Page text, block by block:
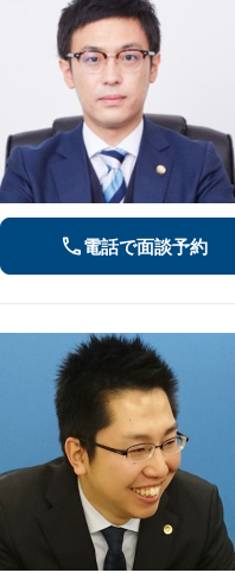
電話で面談予約